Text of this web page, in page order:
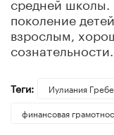
поколение
взрослым,
сознательности.
Теги: Иулиания
финансовая